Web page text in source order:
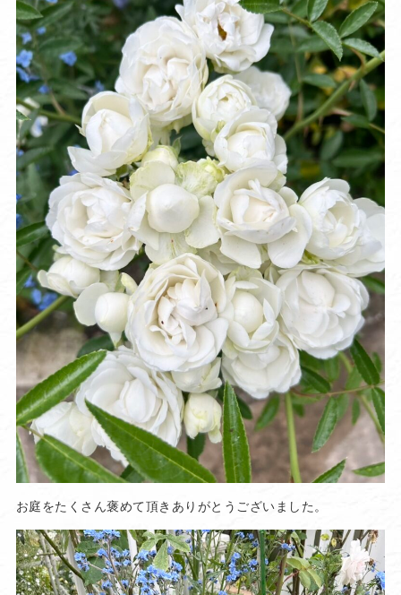
お庭をたくさん褒めて頂きありがとうございました。